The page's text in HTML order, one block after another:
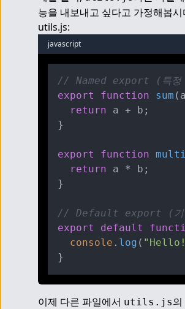
능을 내보내고 싶다고 가정해봅시
utils.js:
javascript
// Named export (특정
export
function sum (
return a + b;
}
export function
return a * b;
}
// Default export (기본
export
default
console . log (
이제 다른 파일에서 utils.js